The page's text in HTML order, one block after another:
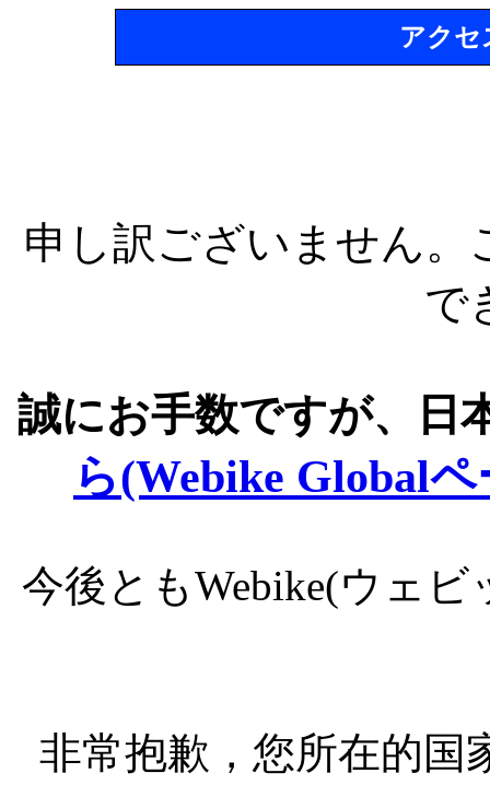
アクセ
申し訳ございません
で
誠にお手数ですが、日
ら(Webike Global
今後ともWebike(ウェ
非常抱歉，您所在的国